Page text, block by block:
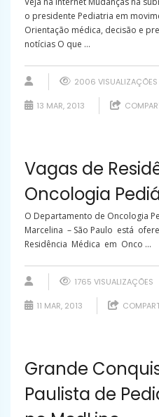
o presidente Pediatria em
Orientação médica, decisão e
notícias O que ...
2006 VISUALIZAÇÕES
13 MAR, 2013
Vagas de
Oncologia
O Departamento de Oncologia
Marcelina – São Paulo está
Residência Médica em Onco ...
1765 VISUALIZAÇÕES
11 MAR, 2013
Grande
Paulista de